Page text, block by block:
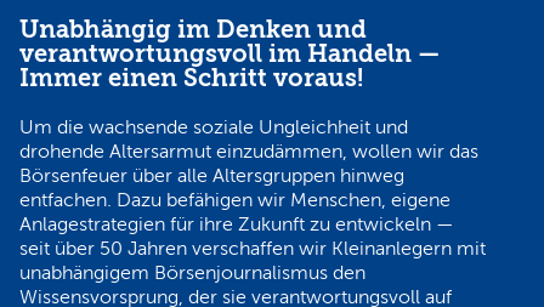
Unabhängig im Denken und
verantwortungsvoll im Handeln —
Immer einen Schritt voraus!
Um die wachsende soziale Ungleichheit und
drohende Altersarmut einzudämmen, wollen wir das
Börsenfeuer über alle Altersgruppen hinweg
entfachen. Dazu befähigen wir Menschen, eigene
Anlagestrategien für ihre Zukunft zu entwickeln —
seit über 50 Jahren verschaffen wir Kleinanlegern mit
unabhängigem Börsenjournalismus den
Wissensvorsprung, der sie verantwortungsvoll auf